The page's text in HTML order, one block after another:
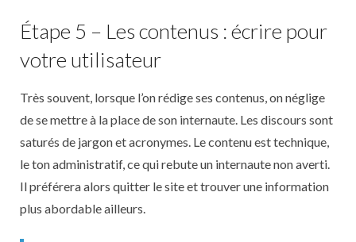
Étape 5 – Les contenus : écrire pour
votre utilisateur
Très souvent, lorsque l’on rédige ses contenus, on néglige
de se mettre à la place de son internaute. Les discours sont
saturés de jargon et acronymes. Le contenu est technique,
le ton administratif, ce qui rebute un internaute non averti.
Il préférera alors quitter le site et trouver une information
plus abordable ailleurs.